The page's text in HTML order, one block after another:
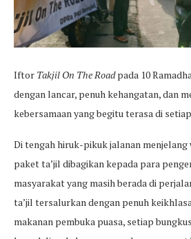
Iftor Takjil On The Roadpada 10
dengan lancar, penuh kehangatan, dan
kebersamaan yang begitu terasa di
Di tengah hiruk-pikuk jalanan
paket ta’jil dibagikan kepada para
masyarakat yang masih berada di
ta’jil tersalurkan dengan penuh
makanan pembuka puasa, setiap